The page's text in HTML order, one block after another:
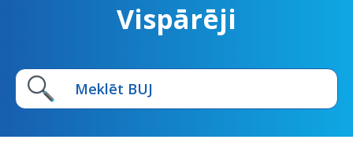
Vispārēji